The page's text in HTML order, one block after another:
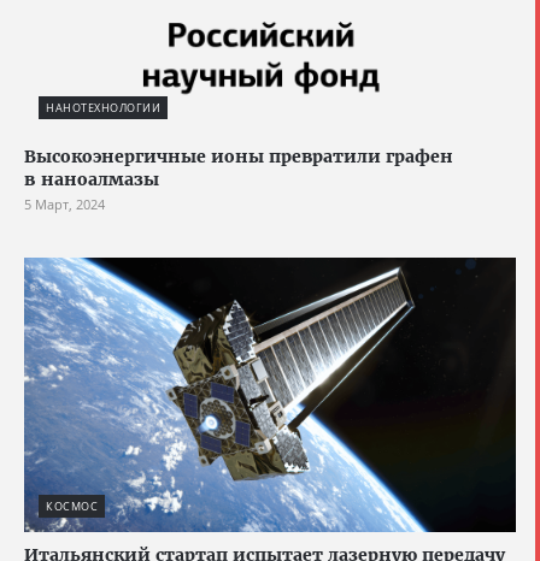
НАНОТЕХНОЛОГИИ
Высокоэнергичные ионы превратили графен
в наноалмазы
5 Март, 2024
КОСМОС
Итальянский стартап испытает лазерную передачу